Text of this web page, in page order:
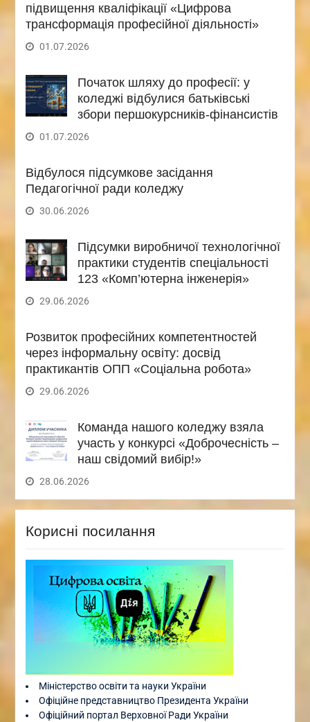
підвищення кваліфікації «Цифрова
трансформація професійної діяльності»
01.07.2026
Початок шляху до професії: у
коледжі відбулися батьківські
збори першокурсників-фінансистів
01.07.2026
Відбулося підсумкове засідання
Педагогічної ради коледжу
30.06.2026
Підсумки виробничої технологічної
практики студентів спеціальності
123 «Комп’ютерна інженерія»
29.06.2026
Розвиток професійних компетентностей
через інформальну освіту: досвід
практикантів ОПП «Соціальна робота»
29.06.2026
Команда нашого коледжу взяла
участь у конкурсі «Доброчесність –
наш свідомий вибір!»
28.06.2026
Корисні посилання
Міністерство освіти та науки України
Офіційне представництво Президента України
Офіційний портал Верховної Ради України